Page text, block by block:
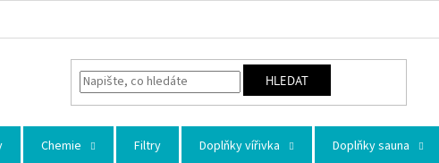
HLEDAT
Chemie Filtry Doplňky vířivka Doplňky sauna